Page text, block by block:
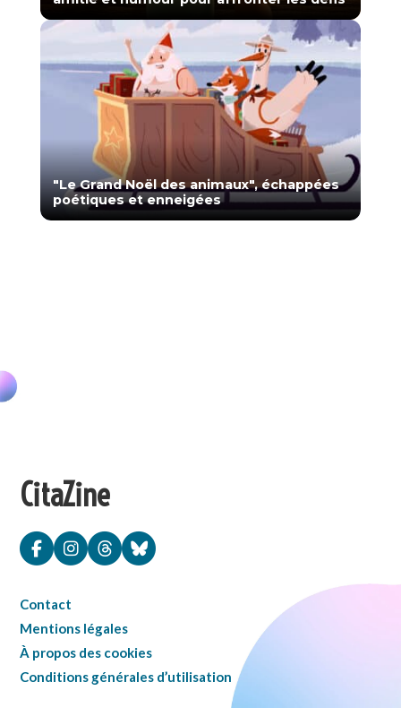
"Le Grand Noël des animaux", échappées
poétiques et enneigées
CitaZine
Contact
Mentions légales
À propos des cookies
Conditions générales d’utilisation